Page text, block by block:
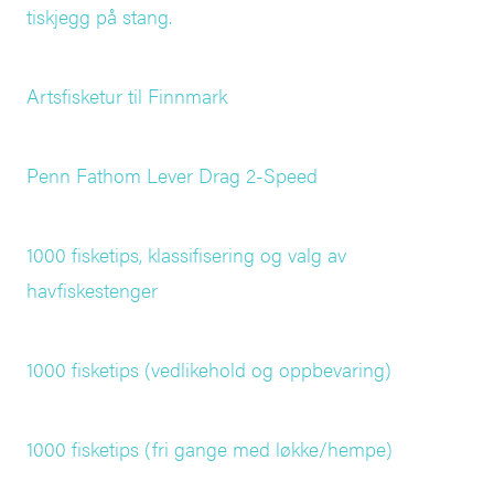
tiskjegg på stang.
Artsfisketur til Finnmark
Penn Fathom Lever Drag 2-Speed
1000 fisketips, klassifisering og valg av
havfiskestenger
1000 fisketips (vedlikehold og oppbevaring)
1000 fisketips (fri gange med løkke/hempe)